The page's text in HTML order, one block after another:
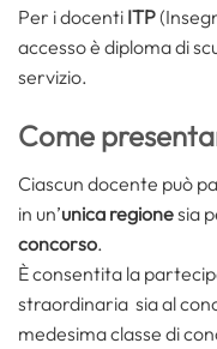
Per i docenti ITP
accesso è diploma di
servizio.
Come
Ciascun docente può
in un’unica regionesia
concorso.
È consentita la
straordinaria sia al
medesima classe di